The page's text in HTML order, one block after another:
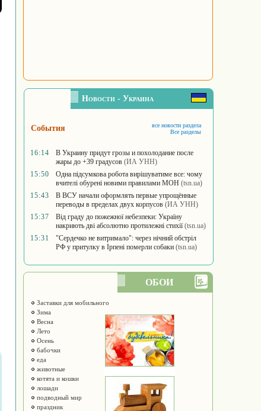
Новости - Украина
События
все новости раздела
Все разделы
16:14
В Украину придут грозы и похолодание после
жары до +39 градусов (ИА УНН)
15:50
Одна підсумкова робота вирішуватиме все: чому
вчителі обурені новими правилами МОН (tsn.ua)
15:43
В ВСУ начали оформлять первые упрощённые
переводы в пределах двух корпусов (ИА УНН)
15:37
Від граду до пожежної небезпеки: Україну
накриють дві абсолютно протилежні стихії (tsn.ua)
15:31
"Сердечко не витримало": через нічний обстріл
РФ у притулку в Ірпені померли собаки (tsn.ua)
ОБОИ
Заставки для мобильного
Зима
Весна
Лето
Осень
бабочки
еда
животные
котята и кошки
лошади
подводный мир
праздник